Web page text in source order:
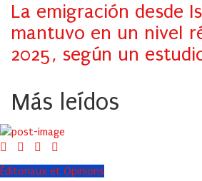
La emigración desde
mantuvo en un nivel
2025, según un
Más leídos
Éditoriaux et Opinions